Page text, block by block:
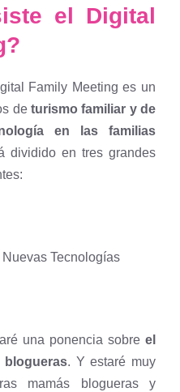
el Digital
Family Meeting es un
de turismo familiar y de
en las familias
dividido en tres grandes
Tecnologías
una ponencia sobre el
blogueras. Y estaré muy
mamás blogueras y